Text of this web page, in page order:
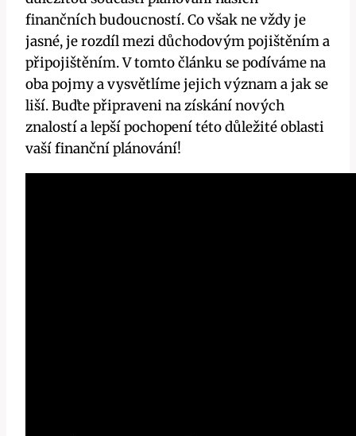
finančních budoucností. Co však ne vždy je
jasné, je rozdíl mezi důchodovým pojištěním a
připojištěním. V tomto článku se podíváme na
oba pojmy a vysvětlíme jejich význam a jak se
liší. Buďte připraveni na získání nových
znalostí a lepší pochopení této důležité oblasti
vaší finanční plánování!